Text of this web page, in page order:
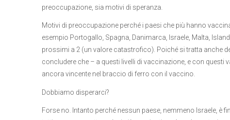
preoccupazione, sia motivi di speranza.
Motivi di preoccupazione perché i paesi che più hanno
esempio Portogallo, Spagna, Danimarca, Israele, Malta,
prossimi a 2 (un valore catastrofico). Poiché si tratta anche
concludere che – a questi livelli di vaccinazione, e con
ancora vincente nel braccio di ferro con il vaccino.
Dobbiamo disperarci?
Forse no. Intanto perché nessun paese, nemmeno Israele,